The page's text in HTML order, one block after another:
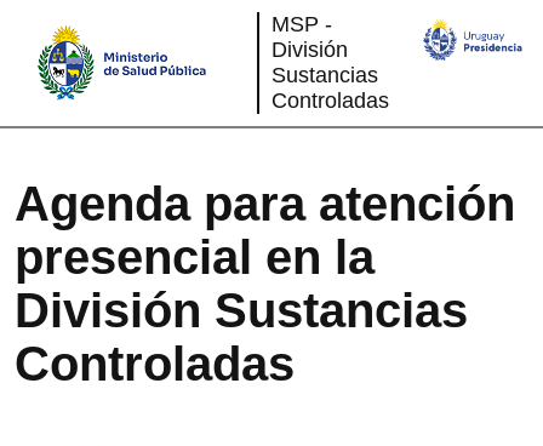
contenido
MSP -
División
Sustancias
Controladas
Agenda para atención
presencial en la
División Sustancias
Controladas